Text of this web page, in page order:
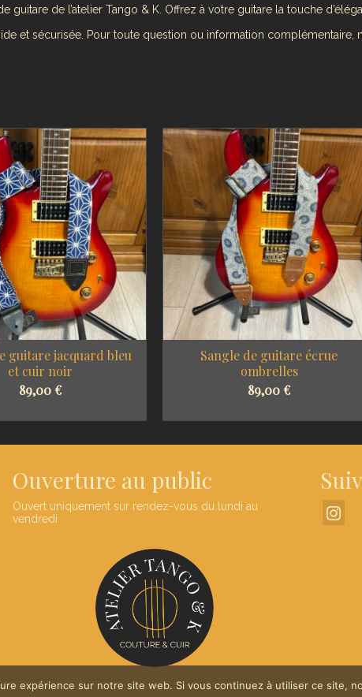
de l’atelier Tango & K. Offrez à votre guitare la touche
et sécurisée. Pour toute question ou information complémentaire,
guitare jacquard bleu
et cuir noir
89,00 €
Sangle de guitare écrue
ombrelles
89,00 €
Ouverture au public
Ouvert uniquement sur rendez-vous du lundi au
vendredi
expérience sur notre site web. Si vous continuez à utiliser ce site,